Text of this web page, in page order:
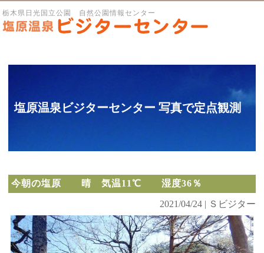
栃木県日光国立公園 自然公園情報センター
塩原温泉ビジターセンター 写真で定点観測
今朝の塩原 晴 気温11℃ 湿度36％
2021/04/24 | Ｓビジター